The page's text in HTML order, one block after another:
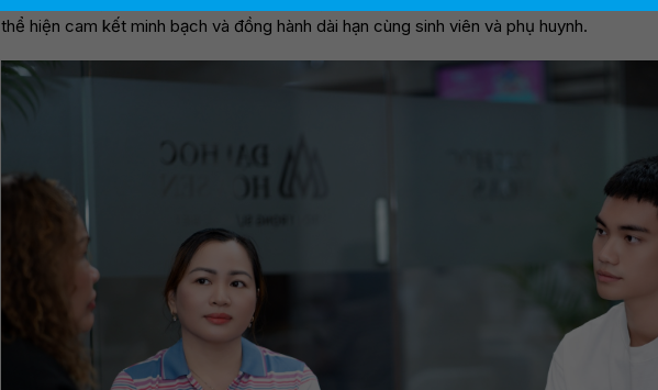
thể hiện cam kết minh bạch và đồng hành dài hạn cùng sinh viên và phụ huynh.